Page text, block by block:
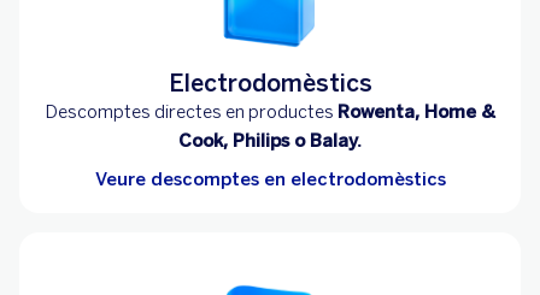
Electrodomèstics
Descomptes directes en productes Rowenta, Home &
Cook, Philips o Balay.
Veure descomptes en electrodomèstics